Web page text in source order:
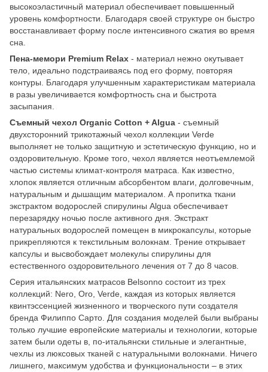
высокоэластичный материал обеспечивает повышенный
уровень комфортности. Благодаря своей структуре он быстро
восстанавливает форму после интенсивного сжатия во время
сна.
Пена-мемори Premium Relax - материал нежно окутывает
тело, идеально подстраиваясь под его форму, повторяя
контуры. Благодаря улучшенным характеристикам материала
в разы увеличивается комфортность сна и быстрота
засыпания.
Съемный чехол Organic Cotton + Algua ​​- съемный
двухсторонний трикотажный чехол коллекции Verde
выполняет не только защитную и эстетическую функцию, но и
оздоровительную. Кроме того, чехол является неотъемлемой
частью системы климат-контроля матраса. Как известно,
хлопок является отличным абсорбентом влаги, долговечным,
натуральным и дышащим материалом. А пропитка ткани
экстрактом водорослей спирулины Algua обеспечивает
перезарядку ночью после активного дня. Экстракт
натуральных водорослей помещен в микрокапсулы, которые
прикрепляются к текстильным волокнам. Трение открывает
капсулы и высвобождает молекулы спирулины для
естественного оздоровительного лечения от 7 до 8 часов.
Серия итальянских матрасов Belsonno состоит из трех
коллекций: Nero, Oro, Verde, каждая из которых является
квинтэссенцией жизненного и творческого пути создателя
бренда Филиппо Сарто. Для создания моделей были выбраны
только лучшие европейские материалы и технологии, которые
затем были одеты в, по-итальянски стильные и элегантные,
чехлы из люксовых тканей с натуральными волокнами. Ничего
лишнего, максимум удобства и функциональности – в этих